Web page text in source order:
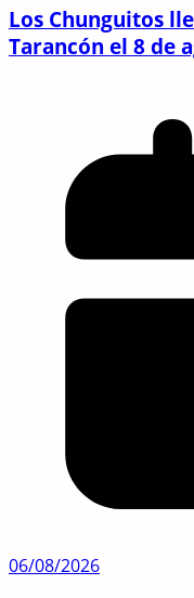
Los Chunguitos
Tarancón el 8 de
06/08/2026